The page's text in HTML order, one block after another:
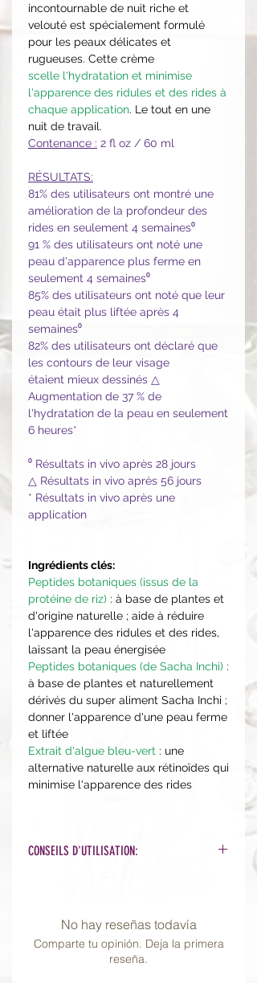
incontournable de nuit riche et
velouté est spécialement formulé
pour les peaux délicates et
rugueuses. Cette crème
scelle l'hydratation et minimise
l'apparence des ridules et des rides à
chaque application. Le tout en une
nuit de travail.
Contenance : 2 fl oz / 60 ml
RÉSULTATS:
81% des utilisateurs ont montré une
amélioration de la profondeur des
rides en seulement 4 semaines⁰
91 % des utilisateurs ont noté une
peau d'apparence plus ferme en
seulement 4 semaines⁰
85% des utilisateurs ont noté que leur
peau était plus liftée après 4
semaines⁰
82% des utilisateurs ont déclaré que
les contours de leur visage
étaient mieux dessinés △
Augmentation de 37 % de
l'hydratation de la peau en seulement
6 heures*
⁰ Résultats in vivo après 28 jours
△ Résultats in vivo après 56 jours
* Résultats in vivo après une
application
Ingrédients clés:
Peptides botaniques (issus de la
protéine de riz) : à base de plantes et
d'origine naturelle ; aide à réduire
l'apparence des ridules et des rides,
laissant la peau énergisée
Peptides botaniques (de Sacha Inchi) :
à base de plantes et naturellement
dérivés du super aliment Sacha Inchi ;
donner l'apparence d'une peau ferme
et liftée
Extrait d'algue bleu-vert : une
alternative naturelle aux rétinoïdes qui
minimise l'apparence des rides
CONSEILS D'UTILISATION:
l'ensemble du visage, du cou et du
décolleté et laissez agir.
Pour une application plus légère,
No hay reseñas todavía
Comparte tu opinión. Deja la primera
reseña.